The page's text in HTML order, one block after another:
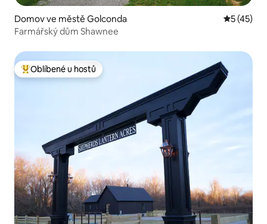
Domov ve městě Golconda Průměrné
5 (45)
Farmářský dům Shawnee
Nejlepší v kategorii Oblíbené u hostů
Oblíbené u hostů